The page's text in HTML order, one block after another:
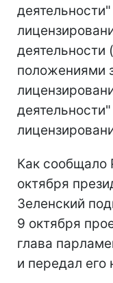
деятельности
положениями
Как сообщало
октября
Зеленский
9 октября
глава
и передал его